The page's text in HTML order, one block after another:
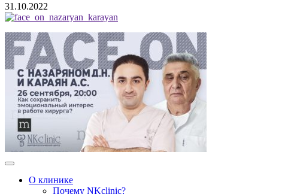
31.10.2022
О клинике
Почему NKclinic?